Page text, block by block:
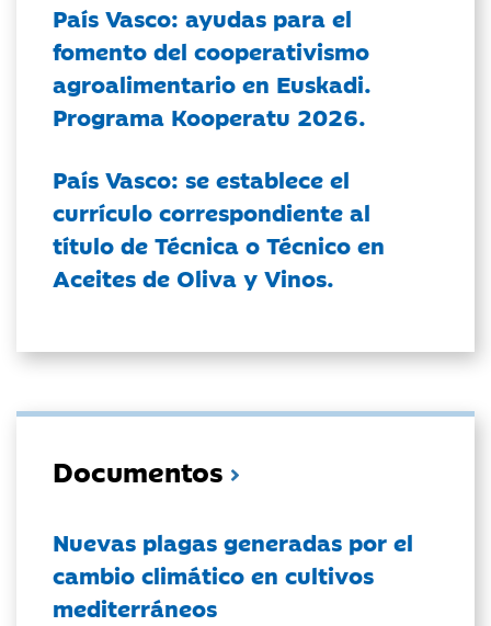
País Vasco: ayudas para el
fomento del cooperativismo
agroalimentario en Euskadi.
Programa Kooperatu 2026.
País Vasco: se establece el
currículo correspondiente al
título de Técnica o Técnico en
Aceites de Oliva y Vinos.
Documentos
Nuevas plagas generadas por el
cambio climático en cultivos
mediterráneos